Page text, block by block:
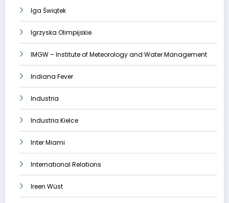
Iga Świątek
Igrzyska Olimpijskie
IMGW – Institute of Meteorology and Water Management
Indiana Fever
Industria
Industria Kielce
Inter Miami
International Relations
Ireen Wüst